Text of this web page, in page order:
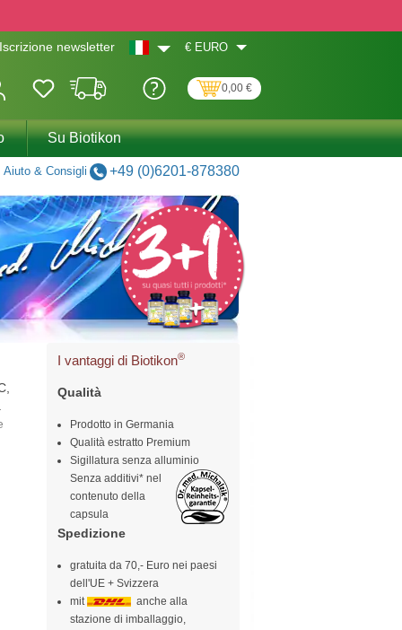
Iscrizione newsletter € EURO
0,00 €
Su Biotikon
Aiuto & Consigli +49 (0)6201-878380
I vantaggi di Biotikon®
Qualità
Prodotto in Germania
Qualità estratto Premium
Sigillatura senza alluminio
Senza additivi* nel
contenuto della
capsula
Spedizione
gratuita da 70,- Euro nei paesi
dell'UE + Svizzera
mit
anche alla
stazione di imballaggio,